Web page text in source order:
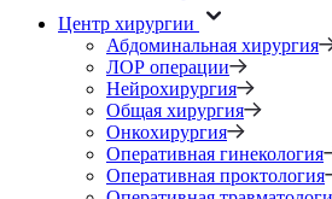
Центр хирургии
Абдоминальная хирургия
ЛОР операции
Нейрохирургия
Общая хирургия
Онкохирургия
Оперативная гинекология
Оперативная проктология